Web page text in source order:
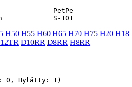
PetPe
H50 H55 H60 H65 H70 H75 H20 H18
D10RR D8RR H8RR
0, Hylätty: 1)